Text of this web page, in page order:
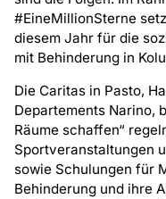
#EineMillionSterne
diesem Jahr für die
mit Behinderung in
Die Caritas in Pasto,
Departements Narino,
Räume schaffen“
Sportveranstaltungen
sowie Schulungen für
Behinderung und ihre